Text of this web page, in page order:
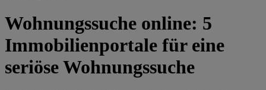
Wohnungssuche online: 5
Immobilienportale für eine
seriöse Wohnungssuche